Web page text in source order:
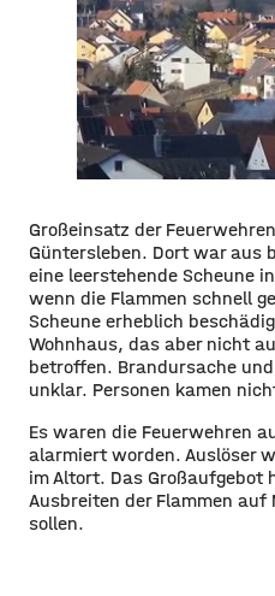
Großeinsatz der
Güntersleben. Dort war aus
eine leerstehende Scheune
wenn die Flammen schnell
Scheune erheblich
Wohnhaus, das aber nicht
betroffen. Brandursache
unklar. Personen kamen
Es waren die Feuerwehren
alarmiert worden. Auslöser
im Altort. Das Großaufgebot
Ausbreiten der Flammen
sollen.